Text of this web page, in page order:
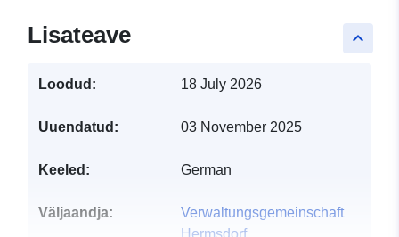
keyboard_arrow_up
Lisateave
Loodud: 18 July 2026
Uuendatud: 03 November 2025
Keeled: German
Väljaandja:
Verwaltungsgemeinschaft